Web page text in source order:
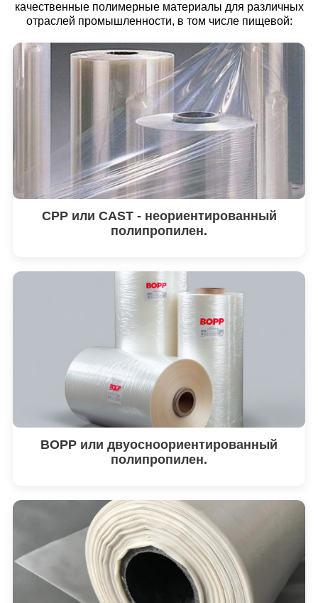
качественные полимерные материалы для различных
отраслей промышленности, в том числе пищевой:
CPP или CAST - неориентированный
полипропилен.
BOPP или двуосноориентированный
полипропилен.